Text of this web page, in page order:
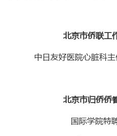
北京市侨联工
中日友好医院心脏科
北京市归侨侨
国际学院特